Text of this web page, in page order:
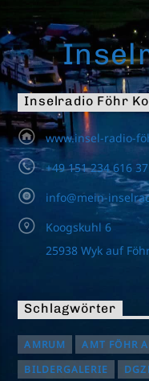
Inselradio Föhr
www.insel-radio-
+49 151 234 616 37
info@mein-
Koogskuhl 6
25938 Wyk auf
Schlagwörter
AMRUM AMT FÖHR
BILDERGALERIE